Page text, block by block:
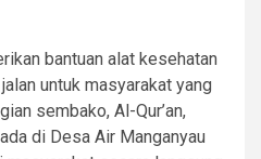
bantuan alat kesehatan
untuk masyarakat yang
sembako, Al-Qur’an,
di Desa Air Manganyau